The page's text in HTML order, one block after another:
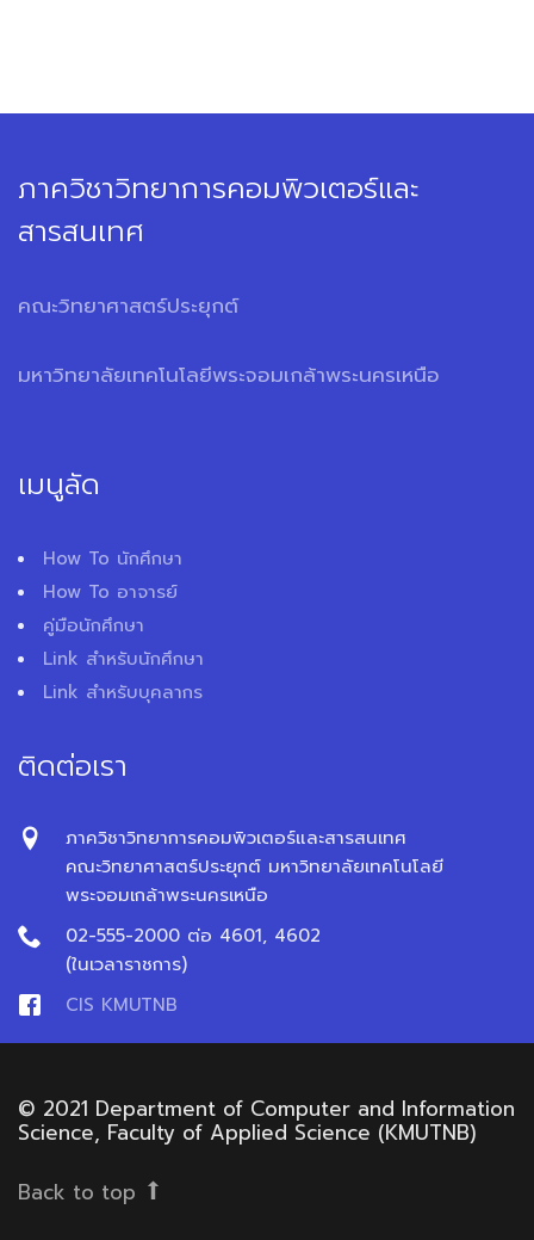
ภาควิชาวิทยาการคอมพิวเตอร์และ
สารสนเทศ
คณะวิทยาศาสตร์ประยุกต์
มหาวิทยาลัยเทคโนโลยีพระจอมเกล้าพระนครเหนือ
เมนูลัด
How To นักศึกษา
How To อาจารย์
คู่มือนักศึกษา
Link สำหรับนักศึกษา
Link สำหรับบุคลากร
ติดต่อเรา
ภาควิชาวิทยาการคอมพิวเตอร์และสารสนเทศ
คณะวิทยาศาสตร์ประยุกต์ มหาวิทยาลัยเทคโนโลยี
พระจอมเกล้าพระนครเหนือ
02-555-2000 ต่อ 4601, 4602
(ในเวลาราชการ)
CIS KMUTNB
© 2021 Department of Computer and Information
Science, Faculty of Applied Science (KMUTNB)
Back to top